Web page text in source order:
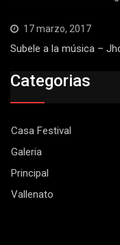
17 marzo, 2017
Subele a la música –
Categorias
Casa Festival
Galeria
Principal
Vallenato